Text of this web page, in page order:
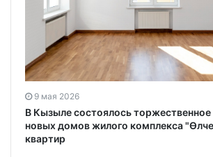
9 мая 2026
В Кызыле состоялось
новых домов жилого комплекса
квартир